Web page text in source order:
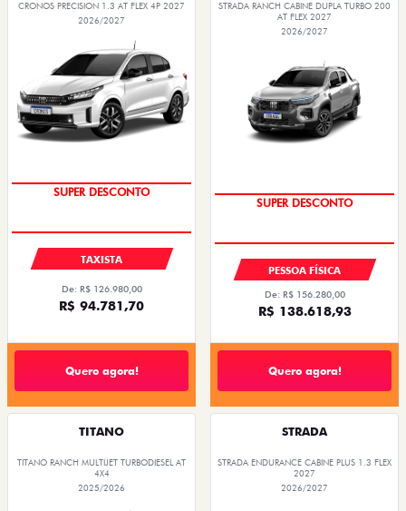
CRONOS PRECISION 1.3 AT FLEX 4P 2027
2026/2027
SUPER DESCONTO
TAXISTA
De: R$ 126.980,00
R$ 94.781,70
Quero agora!
STRADA RANCH CABINE DUPLA TURBO 200
AT FLEX 2027
2026/2027
SUPER DESCONTO
PESSOA FÍSICA
De: R$ 156.280,00
R$ 138.618,93
Quero agora!
TITANO
TITANO RANCH MULTIJET TURBODIESEL AT
4X4
2025/2026
STRADA
STRADA ENDURANCE CABINE PLUS 1.3 FLEX
2027
2026/2027